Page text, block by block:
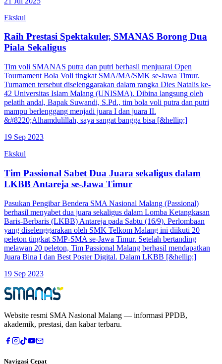
Ekskul
Raih Prestasi Spektakuler, SMANAS Borong Dua
Piala Sekaligus
Tim voli SMANAS putra dan putri berhasil menjuarai Open
Tournament Bola Voli tingkat SMA/MA/SMK se-Jawa Timur.
Turnamen tersebut diselenggarakan dalam rangka Dies Natalis ke-
42 Universitas Islam Malang (UNISMA). Dibina langsung oleh
pelatih andal, Bapak Suwandi, S.Pd., tim bola voli putra dan putri
mampu berlenggang menjadi juara I dan juara II.
&#8220;Alhamdulillah, saya sangat bangga bisa [&hellip;]
19 Sep 2023
Ekskul
Tim Passional Sabet Dua Juara sekaligus dalam
LKBB Antareja se-Jawa Timur
Pasukan Pengibar Bendera SMA Nasional Malang (Passional)
berhasil menyabet dua juara sekaligus dalam Lomba Ketangkasan
Baris-Berbaris (LKBB) Antareja pada Sabtu (16/9). Perlombaan
yang diselenggarakan oleh SMK Telkom Malang ini diikuti 20
peleton tingkat SMP-SMA se-Jawa Timur. Setelah bertanding
melawan 20 peleton, Tim Passional Malang berhasil mendapatkan
Juara Bina I dan Best Poster Digital. Dalam LKBB [&hellip;]
19 Sep 2023
Website resmi SMA Nasional Malang — informasi PPDB,
akademik, prestasi, dan kabar terbaru.
Navigasi Cepat